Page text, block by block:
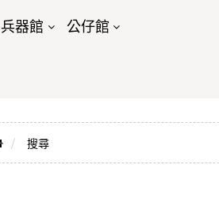
兵器館 公仔館
搜尋